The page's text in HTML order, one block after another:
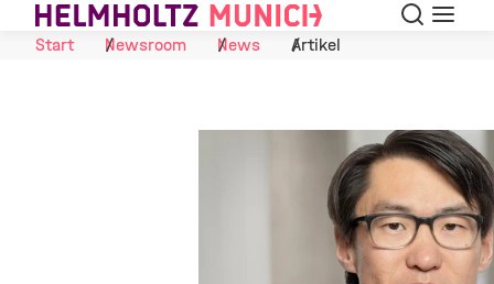
Skip to Content Suche
Start
Newsroom News Artikel